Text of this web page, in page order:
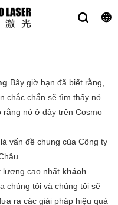
.Bây giờ bạn đã biết rằng,
chắc chắn sẽ tìm thấy nó
rằng nó ở đây trên Cosmo
vấn đề chung của Công ty
lượng cao nhất khách
chúng tôi và chúng tôi sẽ
ra các giải pháp hiệu quả